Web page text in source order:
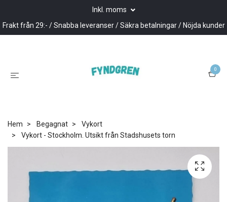
Inkl. moms
Frakt från 29:- / Snabba leveranser / Säkra betalningar / Nöjda kunder
0
Hem Begagnat
Vykort
Vykort - Stockholm. Utsikt från Stadshusets torn